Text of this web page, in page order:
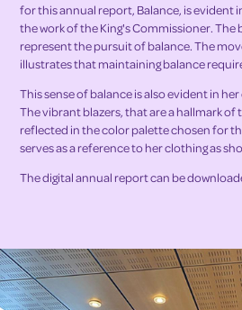
for this annual report, Balance, is evident
the work of the King's Commissioner. The
represent the pursuit of balance. The
illustrates that maintaining balance
This sense of balance is also evident in
The vibrant blazers, that are a hallmark of
reflected in the color palette chosen for
serves as a reference to her clothing as
The digital annual report can be